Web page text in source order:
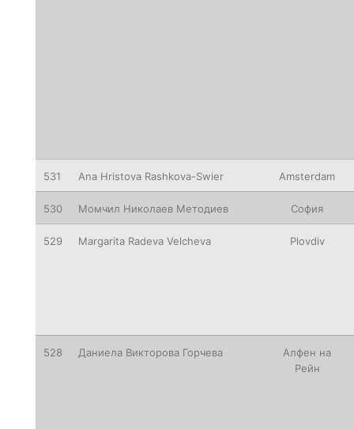
531 AnaHristova Rashkova-Swier Amsterdam
530 Момчил Николаев Методиев София
529 MargaritaRadeva Velcheva Plovdiv
528 Даниела Викторова Горчева Алфен на
Рейн